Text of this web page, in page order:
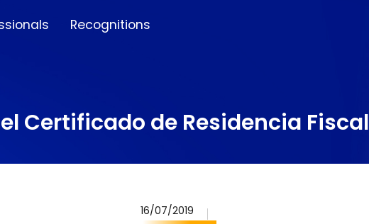
Recognitions
Certificado de Residencia Fiscal
16/07/2019